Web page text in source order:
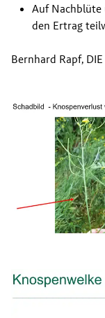
Auf Nachblüte
den Ertrag
Bernhard Rapf,